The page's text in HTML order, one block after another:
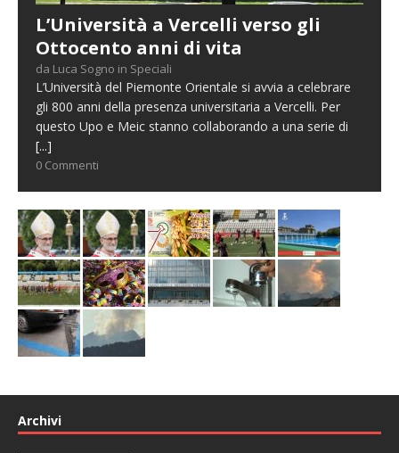
L’Università a Vercelli verso gli
Ottocento anni di vita
da Luca Sogno in Speciali
L’Università del Piemonte Orientale si avvia a celebrare
gli 800 anni della presenza universitaria a Vercelli. Per
questo Upo e Meic stanno collaborando a una serie di
[...]
0 Commenti
Archivi